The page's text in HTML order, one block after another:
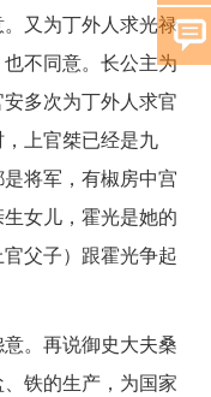
又为丁外人求光禄
不同意。长公主为
多次为丁外人求官
上官桀已经是九
将军，有椒房中宫
女儿，霍光是她的
父子）跟霍光争起
。再说御史大夫桑
铁的生产，为国家